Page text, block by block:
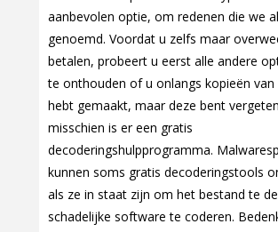
aanbevolen optie, om redenen die we
genoemd. Voordat u zelfs maar
betalen, probeert u eerst alle andere
te onthouden of u onlangs kopieën van
hebt gemaakt, maar deze bent
misschien is er een gratis
decoderingshulpprogramma.
kunnen soms gratis decoderingstools
als ze in staat zijn om het bestand te
schadelijke software te coderen.